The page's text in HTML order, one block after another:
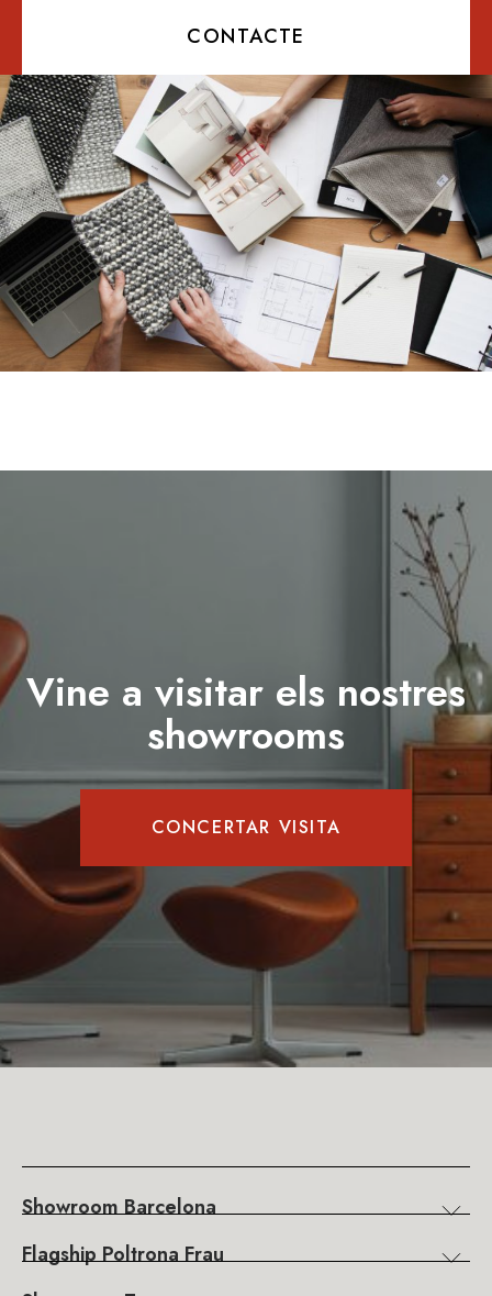
CONTACTE
Vine a visitar els nostres
showrooms
CONCERTAR VISITA
Showroom Barcelona
Flagship Poltrona Frau